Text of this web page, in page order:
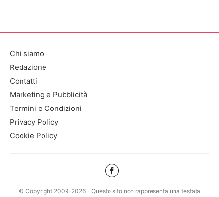
Chi siamo
Redazione
Contatti
Marketing e Pubblicità
Termini e Condizioni
Privacy Policy
Cookie Policy
© Copyright 2009-2026 - Questo sito non rappresenta una testata